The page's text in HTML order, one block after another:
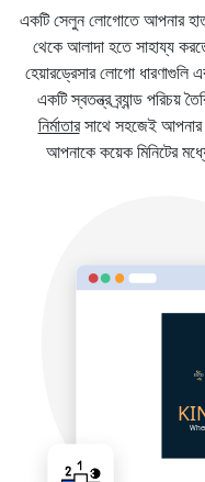
একটি সেলুন লোগোতে আপনার হাত
থেকে আলাদা হতে সাহায্য
হেয়ারড্রেসার লোগো ধারণাগুলি
একটি স্বতন্ত্র ব্র্যান্ড পরিচয়
নির্মাতারসাথে সহজেই আপনার
আপনাকে কয়েক মিনিটের